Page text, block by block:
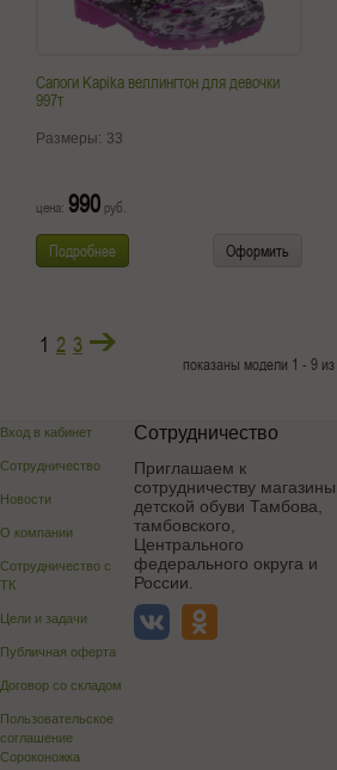
Сапоги Kapika веллингтон для девочки
997т
Размеры: 33
цена: 990 руб.
Подробнее Оформить
1 2 3
показаны модели 1 - 9
Вход в кабинет
Сотрудничество
Новости
О компании
Сотрудничество с
ТК
Цели и задачи
Публичная оферта
Договор со складом
Пользовательское
соглашение
Сороконожка
Сотрудничество
Приглашаем к
сотрудничеству магазины
детской обуви Тамбова,
тамбовского,
Центрального
федерального округа и
России.